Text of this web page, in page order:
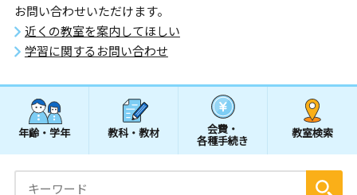
お問い合わせいただけます。
近くの教室を案内してほしい
学習に関するお問い合わせ
年齢・学年 教科・教材 会費・
各種手続き
教室検索